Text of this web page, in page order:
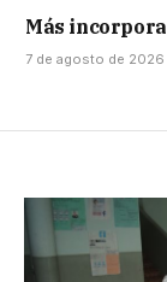
Más
7 de agosto de 2026